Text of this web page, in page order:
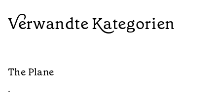
Verwandte Kategorien
The Plane
•